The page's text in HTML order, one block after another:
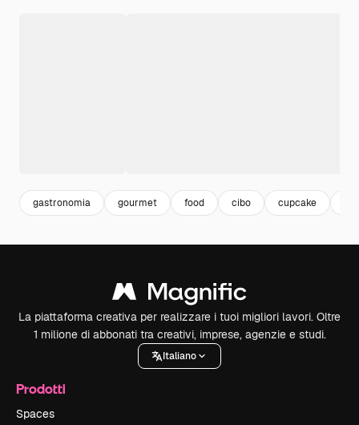
gastronomia gourmet food cibo cupcake
La piattaforma creativa per realizzare i tuoi migliori lavori. Oltre
1 milione di abbonati tra creativi, imprese, agenzie e studi.
Italiano
Prodotti
Spaces